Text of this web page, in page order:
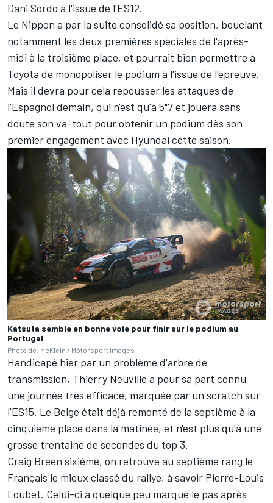
Dani Sordo à l'issue de l'ES12.
Le Nippon a par la suite consolidé sa position, bouclant
notamment les deux premières spéciales de l'après-
midi à la troisième place, et pourrait bien permettre à
Toyota de monopoliser le podium à l'issue de l'épreuve.
Mais il devra pour cela repousser les attaques de
l'Espagnol demain, qui n'est qu'à 5"7 et jouera sans
doute son va-tout pour obtenir un podium dès son
premier engagement avec Hyundai cette saison.
Katsuta semble en bonne voie pour finir sur le podium au
Portugal
Photo de: McKlein / Motorsport Images
Handicapé hier par un problème d'arbre de
transmission, Thierry Neuville a pour sa part connu
une journée très efficace, marquée par un scratch sur
l'ES15. Le Belge était déjà remonté de la septième à la
cinquième place dans la matinée, et n'est plus qu'à une
grosse trentaine de secondes du top 3.
Craig Breen sixième, on retrouve au septième rang le
Français le mieux classé du rallye, à savoir Pierre-Louis
Loubet. Celui-ci a quelque peu marqué le pas après